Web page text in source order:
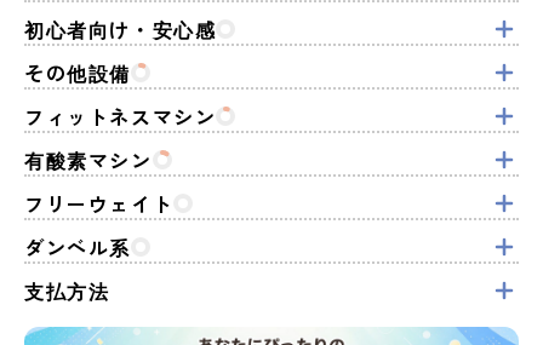
初心者向け・安心感
その他設備
フィットネスマシン
有酸素マシン
フリーウェイト
ダンベル系
支払方法